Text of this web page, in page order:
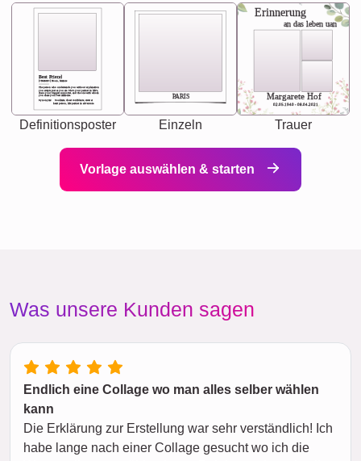
Best Friend
[<NAME>] Noun, feminie
Synonyms: Soulmate, closet confidante, sister at
heart person, life partner in adventure.
The person who understands you without explanation
you accepts just as you are. She's your partner in life's,
chaos your biggest supporter, and the one with whom
you share your best memories.
Definitionsposter
PARIS
Einzeln
Erinnerung
an das leben uan
Margarete Hof
02.05.1940 - 08.04.2021
Trauer
Vorlage auswählen & starten
Was unsere Kunden sagen
Endlich eine Collage wo man alles selber wählen
kann
Die Erklärung zur Erstellung war sehr verständlich! Ich
habe lange nach einer Collage gesucht wo ich die